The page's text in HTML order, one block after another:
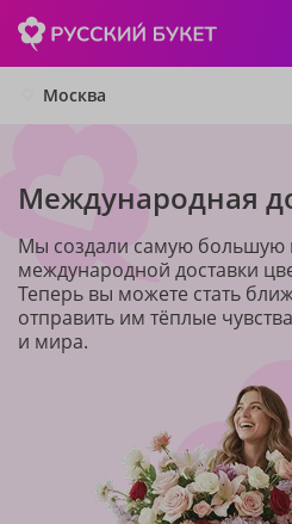
Москва
Международная
Мы создали самую большую
международной доставки
Теперь вы можете стать
отправить им тёплые
и мира.